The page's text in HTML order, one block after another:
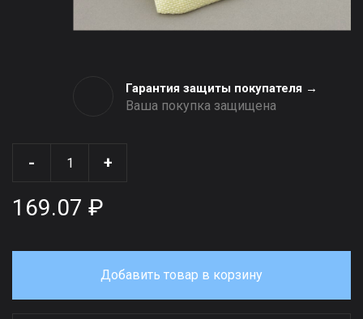
Гарантия защиты покупателя →
Ваша покупка защищена
- +
169.07 ₽
Добавить товар в корзину